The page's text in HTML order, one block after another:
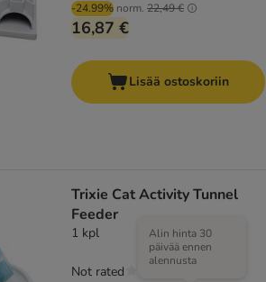
-24.99% norm. 22,49 €
16,87 €
Lisää ostoskoriin
Trixie Cat Activity Tunnel
Feeder
1 kpl
Alin hinta 30
päivää ennen
alennusta
Not rated